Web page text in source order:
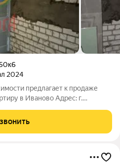
2024
предлагает к продаже
Иваново Адрес: г.
нового дома, построенного в